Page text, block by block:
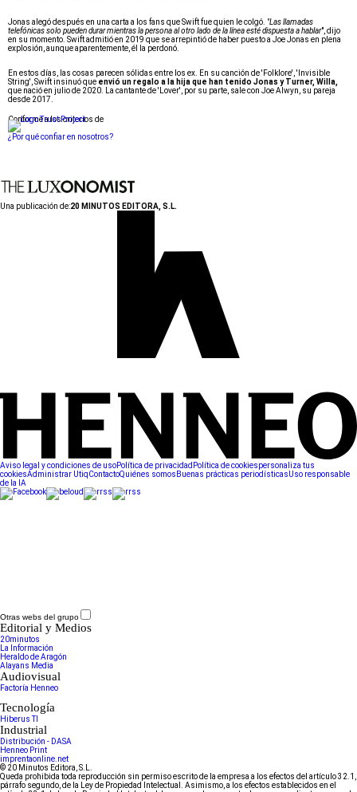
Jonas alegó después en una carta a los fans que Swift fue quien le colgó. "Las llamadas
telefónicas solo pueden durar mientras la persona al otro lado de la línea esté dispuesta a hablar", dijo
en su momento. Swift admitió en 2019 que se arrepintió de haber puesto a Joe Jonas en plena
explosión, aunque aparentemente, él la perdonó.
En estos días, las cosas parecen sólidas entre los ex. En su canción de 'Folklore', 'Invisible
String', Swift insinuó que envió un regalo a la hija que han tenido Jonas y Turner, Willa,
que nació en julio de 2020. La cantante de 'Lover', por su parte, sale con Joe Alwyn, su pareja
desde 2017.
Conforme a los criterios de
¿Por qué confiar en nosotros?
Una publicación de:20 MINUTOS EDITORA, S.L.
Aviso legal y condiciones de usoPolítica de privacidad Política de cookiespersonaliza tus
cookiesAdministrar UtiqContactoQuiénes somos Buenas prácticas periodísticasUso responsable
de la IA
Otras webs del grupo
Editorial y Medios
20minutos
La Información
Heraldo de Aragón
Alayans Media
Audiovisual
Factoría Henneo
Tecnología
Hiberus TI
Industrial
Distribución - DASA
Henneo Print
imprentaonline.net
© 20 Minutos Editora, S.L.
Queda prohibida toda reproducción sin permiso escrito de la empresa a los efectos del artículo 32.1,
párrafo segundo, de la Ley de Propiedad Intelectual. Asimismo, a los efectos establecidos en el